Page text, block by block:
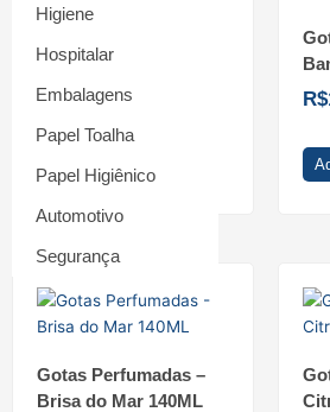
Higiene
Hospitalar
Embalagens
Papel Toalha
Papel Higiênico
Automotivo
Segurança
Algodão 140ML
R$11,90 R$
Gotas Perfumadas –
Brisa do Mar 140ML